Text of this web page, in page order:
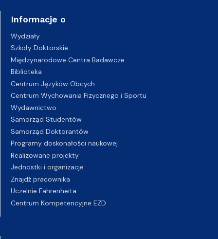
Informacje o
Wydziały
Szkoły Doktorskie
Międzynarodowe Centra Badawcze
Biblioteka
Centrum Języków Obcych
Centrum Wychowania Fizycznego i Sportu
Wydawnictwo
Samorząd Studentów
Samorząd Doktorantów
Programy doskonałości naukowej
Realizowane projekty
Jednostki i organizacje
Znajdź pracownika
Uczelnie Fahrenheita
Centrum Kompetencyjne EZD